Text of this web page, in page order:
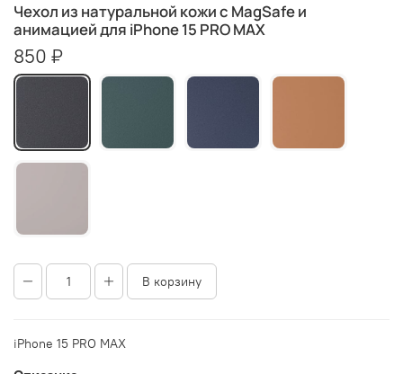
Чехол из натуральной кожи с MagSafe и
анимацией для iPhone 15 PRO MAX
850 ₽
В корзину
iPhone 15 PRO MAX